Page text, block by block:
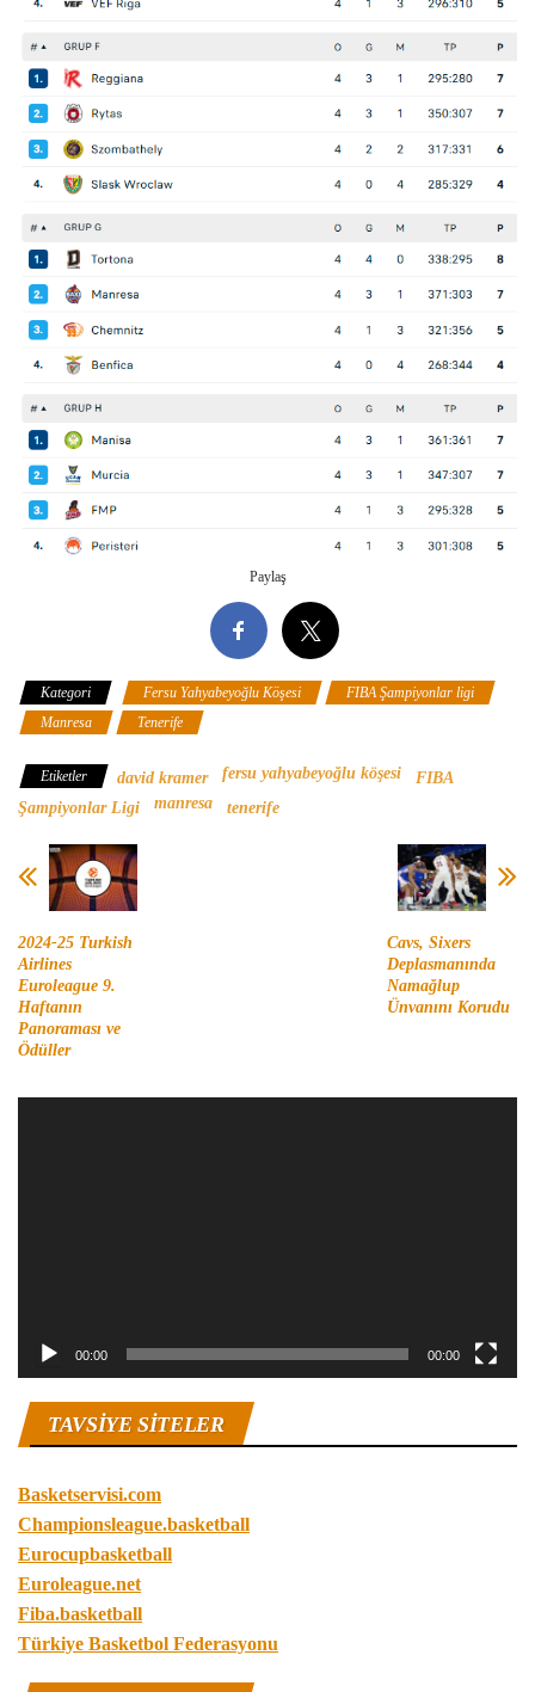
Paylaş
Kategori Fersu Yahyabeyoğlu Köşesi
FIBA Şampiyonlar ligi
Manresa
Tenerife
Etiketler david kramer fersu yahyabeyoğlu köşesi
FIBA
Şampiyonlar Ligi
manresa tenerife
2024-25 Turkish
Airlines
Euroleague 9.
Haftanın
Panoraması ve
Ödüller
Cavs, Sixers
Deplasmanında
Namağlup
Ünvanını Korudu
00:00 00:00
TAVSIYE SITELER
Basketservisi.com
Championsleague.basketball
Eurocupbasketball
Euroleague.net
Fiba.basketball
Türkiye Basketbol Federasyonu